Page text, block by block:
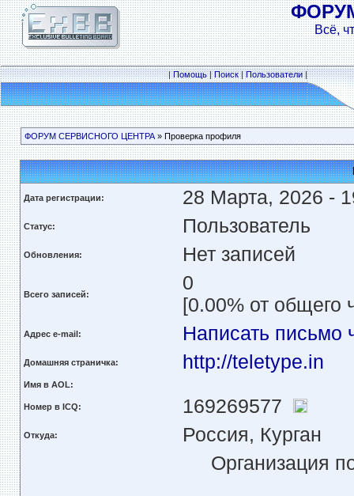
Всё,
|Помощь|Поиск|Пользователи|
ФОРУМ СЕРВИСНОГО ЦЕНТРА» Проверка профиля
Дата регистрации: 28 Марта, 2026 -
Статус: Пользователь
Обновления: Нет записей
Всего записей:
0
[0.00% от общего
Адрес e-mail: Написать письмо
Домашняя страничка: http://teletype.in
Имя в AOL:
Номер в ICQ: 169269577
Откуда: Россия, Курган
Организация